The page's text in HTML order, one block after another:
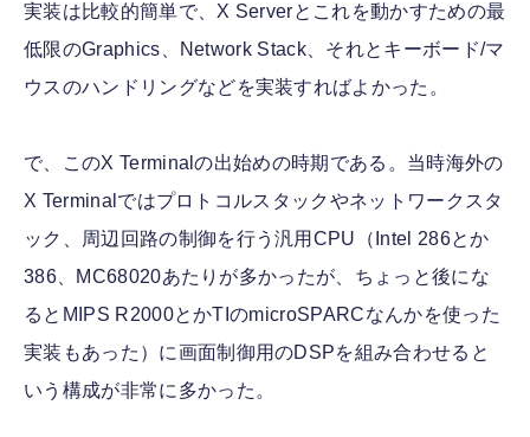
実装は比較的簡単で、X Serverとこれを動かすための最
低限のGraphics、Network Stack、それとキーボード/マ
ウスのハンドリングなどを実装すればよかった。
で、このX Terminalの出始めの時期である。当時海外の
X Terminalではプロトコルスタックやネットワークスタ
ック、周辺回路の制御を行う汎用CPU（Intel 286とか
386、MC68020あたりが多かったが、ちょっと後にな
るとMIPS R2000とかTIのmicroSPARCなんかを使った
実装もあった）に画面制御用のDSPを組み合わせると
いう構成が非常に多かった。